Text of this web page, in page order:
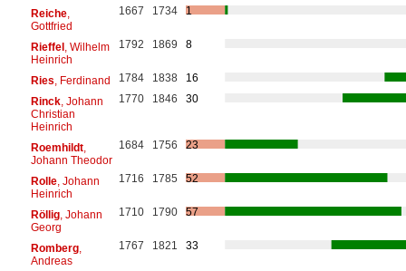
Reiche,
Gottfried
1667 1734 1
Rieffel, Wilhelm
Heinrich
1792 1869 8
Ries , Ferdinand 1784 1838
16
Rinck, Johann
Christian
Heinrich
1770 1846 30
Roemhildt,
Johann Theodor
1684 1756 23
Rolle, Johann
Heinrich
1716 1785 52
Röllig, Johann
Georg
1710 1790 57
Romberg,
Andreas
1767 1821 33